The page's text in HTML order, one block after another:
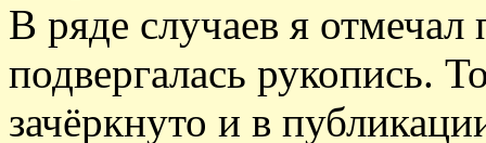
В ряде случаев я отмечал
подвергалась рукопись.
зачёркнуто и в